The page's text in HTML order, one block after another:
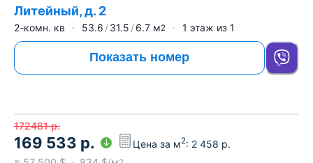
Литейный, д. 2
2-комн. кв 53.6 31.5 6.7 м2 1 этаж из 1
Показать номер
172481 р.
169 533 р. Цена за м2: 2 458 р.